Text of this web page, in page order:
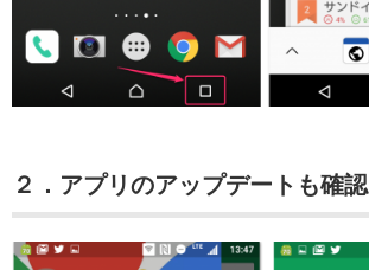
２．アプリのアップデートも確認